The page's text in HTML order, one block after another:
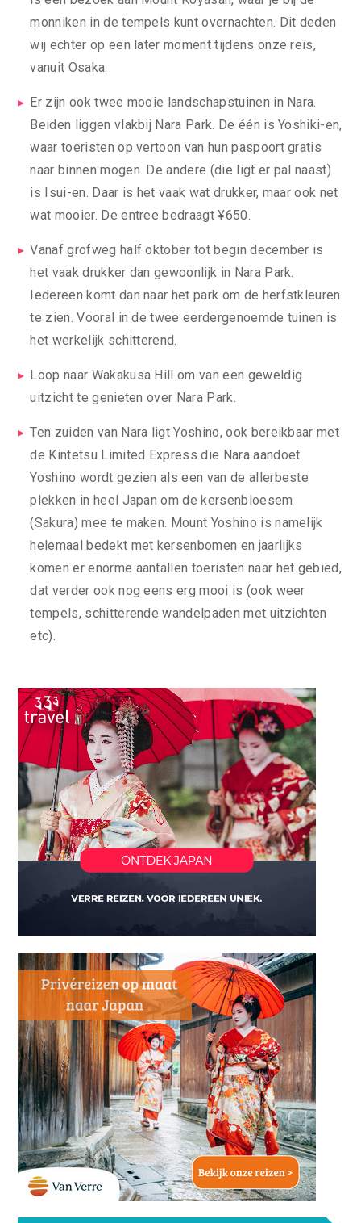
monniken in de tempels kunt overnachten. Dit deden
wij echter op een later moment tijdens onze reis,
vanuit Osaka.
Er zijn ook twee mooie landschapstuinen in Nara.
Beiden liggen vlakbij Nara Park. De één is Yoshiki-en,
waar toeristen op vertoon van hun paspoort gratis
naar binnen mogen. De andere (die ligt er pal naast)
is Isui-en. Daar is het vaak wat drukker, maar ook net
wat mooier. De entree bedraagt ¥650.
Vanaf grofweg half oktober tot begin december is
het vaak drukker dan gewoonlijk in Nara Park.
Iedereen komt dan naar het park om de herfstkleuren
te zien. Vooral in de twee eerdergenoemde tuinen is
het werkelijk schitterend.
Loop naar Wakakusa Hill om van een geweldig
uitzicht te genieten over Nara Park.
Ten zuiden van Nara ligt Yoshino, ook bereikbaar met
de Kintetsu Limited Express die Nara aandoet.
Yoshino wordt gezien als een van de allerbeste
plekken in heel Japan om de kersenbloesem
(Sakura) mee te maken. Mount Yoshino is namelijk
helemaal bedekt met kersenbomen en jaarlijks
komen er enorme aantallen toeristen naar het gebied,
dat verder ook nog eens erg mooi is (ook weer
tempels, schitterende wandelpaden met uitzichten
etc).